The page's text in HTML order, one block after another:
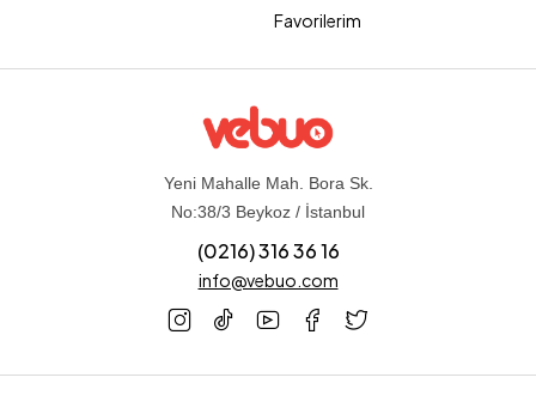
Yeni Mahalle Mah. Bora Sk.
No:38/3 Beykoz / İstanbul
(0216) 316 36 16
info@vebuo.com
Favorilerim